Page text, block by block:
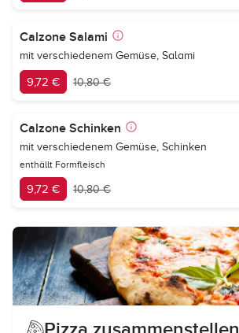
Calzone Salami
mit verschiedenem Gemüse, Salami
9,72 € 10,80 €
Calzone Schinken
mit verschiedenem Gemüse, Schinken
enthällt Formfleisch
9,72 € 10,80 €